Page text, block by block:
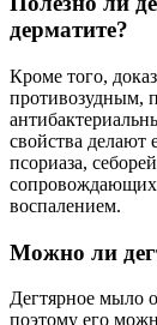
дерматите?
Кроме того,
противозудным,
свойства делают
псориаза,
воспалением.
Можно ли
Дегтярное мыло
поэтому его